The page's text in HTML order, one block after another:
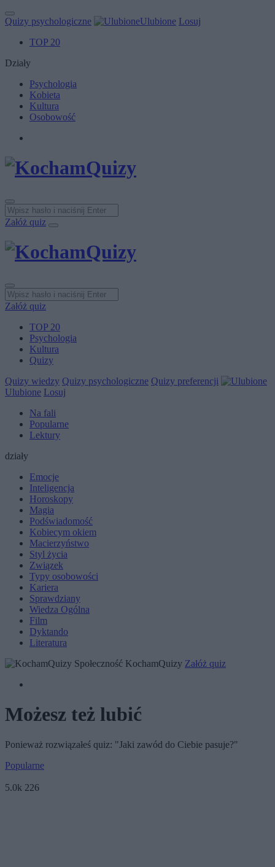
Quizy psychologiczne Ulubione Losuj
TOP 20
Działy
Psychologia
Kobieta
Kultura
Osobowość
Załóż quiz
Załóż quiz
TOP 20
Psychologia
Kultura
Quizy
Quizy wiedzy Quizy psychologiczne Quizy preferencji
Ulubione Losuj
Na fali
Popularne
Lektury
działy
Emocje
Inteligencja
Horoskopy
Magia
Podświadomość
Kobiecym okiem
Macierzyństwo
Styl życia
Związek
Typy osobowości
Kariera
Sprawdziany
Wiedza Ogólna
Film
Dyktando
Literatura
Społeczność KochamQuizy Załóż quiz
Możesz też lubić
Ponieważ rozwiązałeś quiz: "Jaki zawód do Ciebie pasuje?"
Popularne
5.0k 226